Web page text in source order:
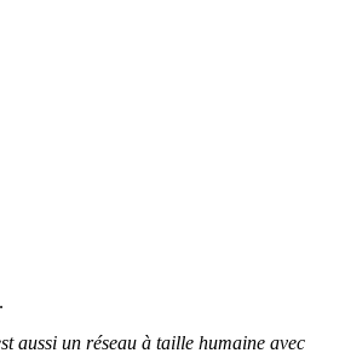
aussi un réseau à taille humaine avec